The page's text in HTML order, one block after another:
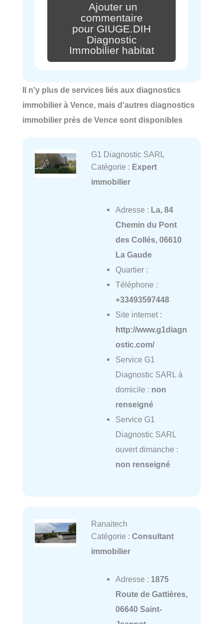
Ajouter un
commentaire
pour GIUGE.DIH
Diagnostic
Immobilier habitat
Il n'y plus de services liés aux diagnostics
immobilier à Vence, mais d'autres diagnostics
immobilier près de Vence sont disponibles
G1 Diagnostic SARL
Catégorie : Expert
immobilier
Adresse : La, 84
Chemin du Pont
des Collés, 06610
La Gaude
Quartier :
Téléphone :
+33493597448
Site internet :
http://www.g1diagn
ostic.com/
Service G1
Diagnostic SARL à
domicile : non
renseigné
Service G1
Diagnostic SARL
ouvert dimanche :
non renseigné
Ranaitech
Catégorie : Consultant
immobilier
Adresse : 1875
Route de Gattières,
06640 Saint-